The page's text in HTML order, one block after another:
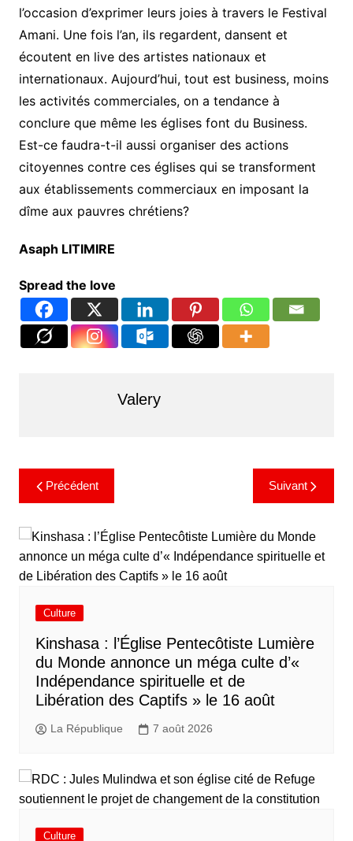
l’occasion d’exprimer leurs joies à travers le Festival
Amani. Une fois l’an, ils regardent, dansent et
écoutent en live des artistes nationaux et
internationaux. Aujourd’hui, tout est business, moins
les activités commerciales, on a tendance à
conclure que même les églises font du Business.
Est-ce faudra-t-il aussi organiser des actions
citoyennes contre ces églises qui se transforment
aux établissements commerciaux en imposant la
dîme aux pauvres chrétiens?
Asaph LITIMIRE
Spread the love
Valery
Précédent Suivant
Culture
Kinshasa : l’Église Pentecôtiste Lumière
du Monde annonce un méga culte d’«
Indépendance spirituelle et de
Libération des Captifs » le 16 août
La République 7 août 2026
Culture